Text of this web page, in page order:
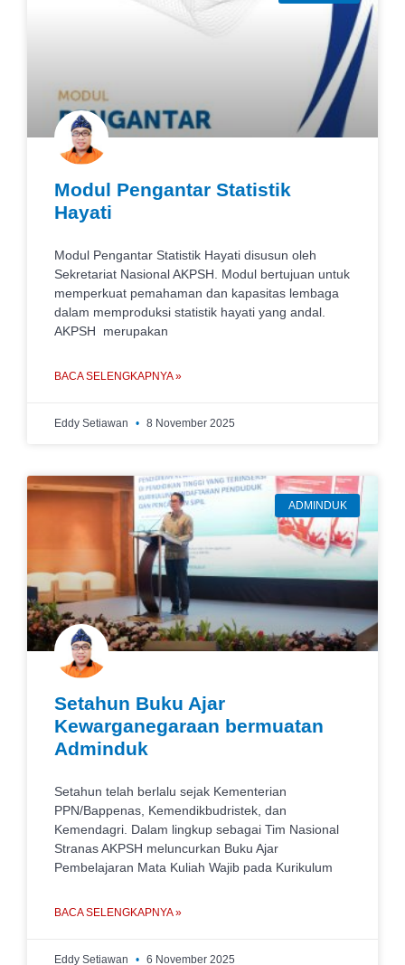
Modul Pengantar Statistik
Hayati
Modul Pengantar Statistik Hayati disusun oleh
Sekretariat Nasional AKPSH. Modul bertujuan untuk
memperkuat pemahaman dan kapasitas lembaga
dalam memproduksi statistik hayati yang andal.
AKPSH merupakan
BACA SELENGKAPNYA »
Eddy Setiawan 8 November 2025
ADMINDUK
Setahun Buku Ajar
Kewarganegaraan bermuatan
Adminduk
Setahun telah berlalu sejak Kementerian
PPN/Bappenas, Kemendikbudristek, dan
Kemendagri. Dalam lingkup sebagai Tim Nasional
Stranas AKPSH meluncurkan Buku Ajar
Pembelajaran Mata Kuliah Wajib pada Kurikulum
BACA SELENGKAPNYA »
Eddy Setiawan 6 November 2025